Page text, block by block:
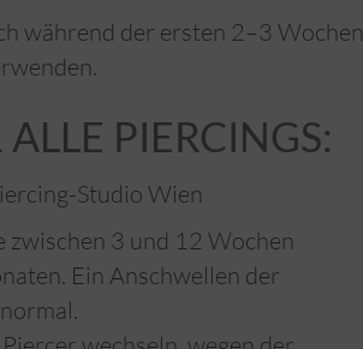
während der ersten 2–3 Wochen
PIERCINGS:
Studio Wien
zwischen 3 und 12 Wochen
Ein Anschwellen der